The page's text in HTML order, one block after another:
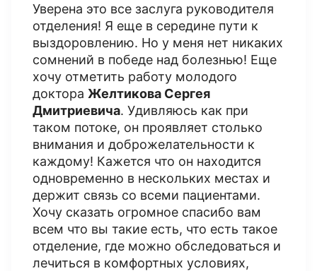
Уверена это все заслуга руководителя
отделения! Я еще в середине пути к
выздоровлению. Но у меня нет никаких
сомнений в победе над болезнью! Еще
хочу отметить работу молодого
доктора Желтикова Сергея
Дмитриевича. Удивляюсь как при
таком потоке, он проявляет столько
внимания и доброжелательности к
каждому! Кажется что он находится
одновременно в нескольких местах и
держит связь со всеми пациентами.
Хочу сказать огромное спасибо вам
всем что вы такие есть, что есть такое
отделение, где можно обследоваться и
лечиться в комфортных условиях,